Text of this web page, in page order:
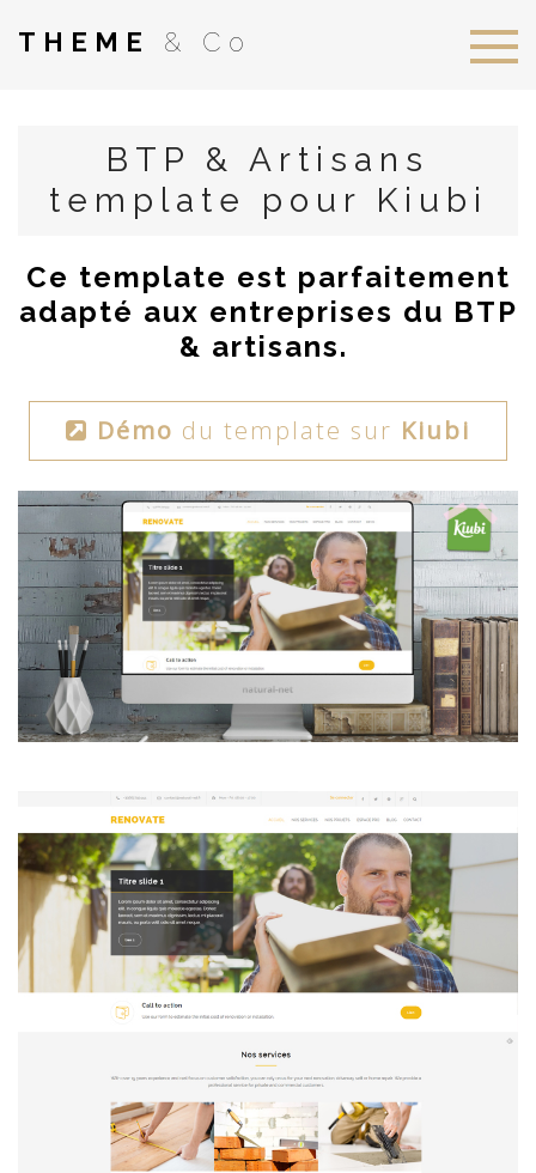
THEME & Co
BTP & Artisans
template pour Kiubi
Ce template est parfaitement
adapté aux entreprises du BTP
& artisans.
Démo du template sur Kiubi